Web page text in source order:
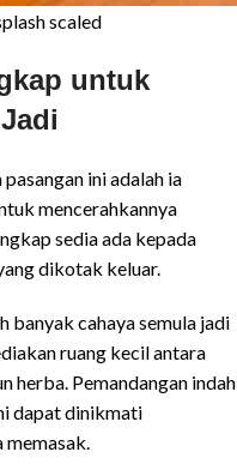
scaled
untuk
ini adalah ia
mencerahkannya
sedia ada kepada
dikotak keluar.
banyak cahaya semula jadi
ruang kecil antara
herba. Pemandangan indah
dapat dinikmati
memasak.